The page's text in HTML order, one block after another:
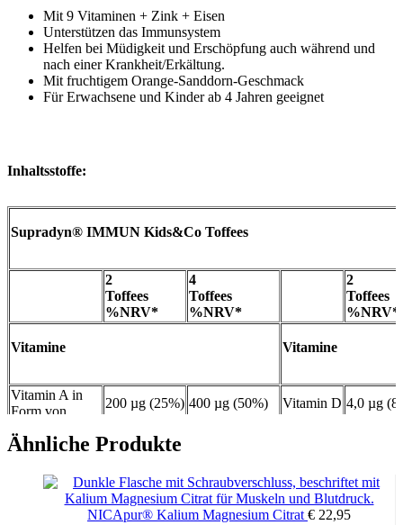
Mit 9 Vitaminen + Zink + Eisen
Unterstützen das Immunsystem
Helfen bei Müdigkeit und Erschöpfung auch während und
nach einer Krankheit/Erkältung.
Mit fruchtigem Orange-Sanddorn-Geschmack
Für Erwachsene und Kinder ab 4 Jahren geeignet
Inhaltsstoffe:
Supradyn® IMMUN Kids&Co Toffees
2
Toffees
%NRV*
4
Toffees
%NRV*
2
Toffees
%NRV*
Vitamine Vitamine
Vitamin A in
Form von
200 µg (25%) 400 µg (50%) Vitamin D 4,0 µg
Beta-Carotin
Vitamin C
50 mg (63%)
Vitamin
B1 (Thiamin)
0,6 mg (55%) 1,2 mg (109%) Niacin 9,0 mg
Ähnliche Produkte
NICApur® Kalium Magnesium Citrat € 22,95